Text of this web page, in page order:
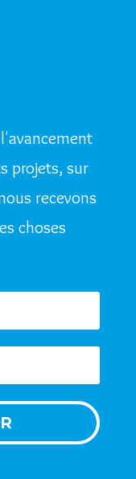
projets, sur
recevons
choses